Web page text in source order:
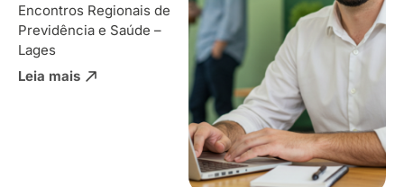
Encontros Regionais de
Previdência e Saúde –
Lages
Leia mais